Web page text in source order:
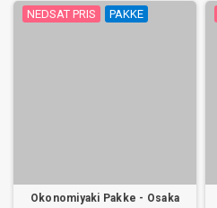
NEDSAT PRIS PAKKE
Okonomiyaki Pakke - Osaka